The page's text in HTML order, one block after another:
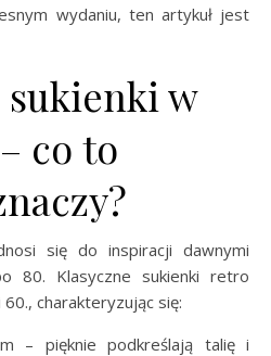
wydaniu, ten artykuł jest
w
co to
się do inspiracji dawnymi
80. Klasyczne sukienki retro
charakteryzując się:
– pięknie podkreślają talię i